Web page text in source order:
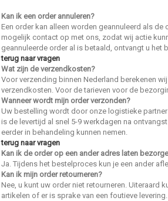
Kan ik een order annuleren?
Een order kan alleen worden geannuleerd als
mogelijk contact op met ons, zodat wij actie
geannuleerde order al is betaald, ontvangt u het
terug naar vragen
Wat zijn de verzendkosten?
Voor verzending binnen Nederland berekenen
verzendkosten. Voor de tarieven voor de
Wanneer wordt mijn order verzonden?
Uw bestelling wordt door onze logistieke
is de levertijd al snel 5-9 werkdagen na
eerder in behandeling kunnen nemen.
terug naar vragen
Kan ik de order op een ander adres laten
Ja. Tijdens het bestelproces kun je een ander
Kan ik mijn order retourneren?
Nee, u kunt uw order niet retourneren. Uiteraard
artikelen of er is sprake van een foutieve levering.